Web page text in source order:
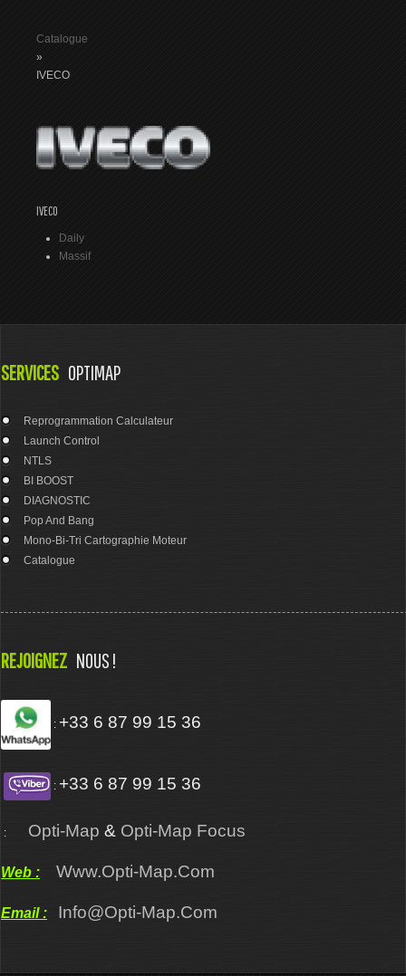
Catalogue
»
IVECO
IVECO
Daily
Massif
SERVICES OPTIMAP
Reprogrammation Calculateur
Launch Control
NTLS
BI BOOST
DIAGNOSTIC
Pop And Bang
Mono-Bi-Tri Cartographie Moteur
Catalogue
REJOIGNEZ NOUS !
: +33 6 87 99 15 36
: +33 6 87 99 15 36
: Opti-Map & Opti-Map Focus
Web : Www.opti-Map.com
Email : Info@opti-Map.com